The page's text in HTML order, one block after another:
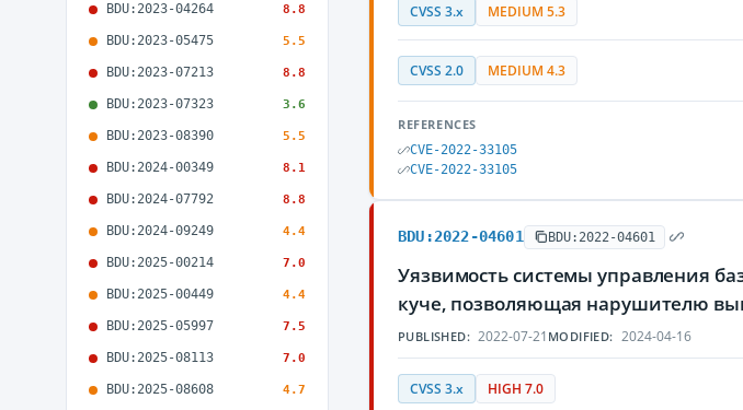
BDU:2023-04264 8.8
BDU:2023-05475 5.5
BDU:2023-07213 8.8
BDU:2023-07323 3.6
BDU:2023-08390 5.5
BDU:2024-00349 8.1
BDU:2024-07792 8.8
BDU:2024-09249 4.4
BDU:2025-00214 7.0
BDU:2025-00449 4.4
BDU:2025-05997 7.5
BDU:2025-08113 7.0
BDU:2025-08608 4.7
CVSS 3.x MEDIUM 5.3
CVSS 2.0 MEDIUM 4.3
REFERENCES
CVE-2022-33105
CVE-2022-33105
BDU:2022-04601 BDU:2022-04601
Уязвимость системы управления
куче, позволяющая нарушителю
PUBLISHED: 2022-07-21 MODIFIED: 2024-04-16
CVSS 3.x HIGH 7.0